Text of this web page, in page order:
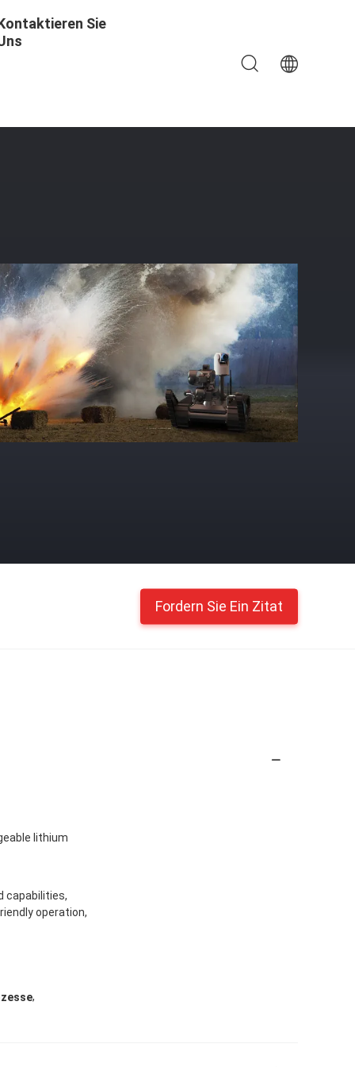
Sie
Fordern Sie Ein Zitat
lithium
capabilities,
operation,
,